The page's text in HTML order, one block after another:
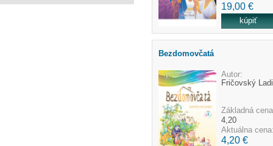
19,00 €
Bezdomovčatá
Autor:
Fričovský
Základná
4,20
Aktuálna
4,20 €